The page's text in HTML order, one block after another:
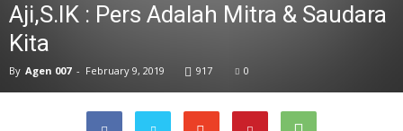
Aji,S.IK : Pers Adalah Mitra & Saudara
Kita
By Agen 007 - February 9, 2019 917 0